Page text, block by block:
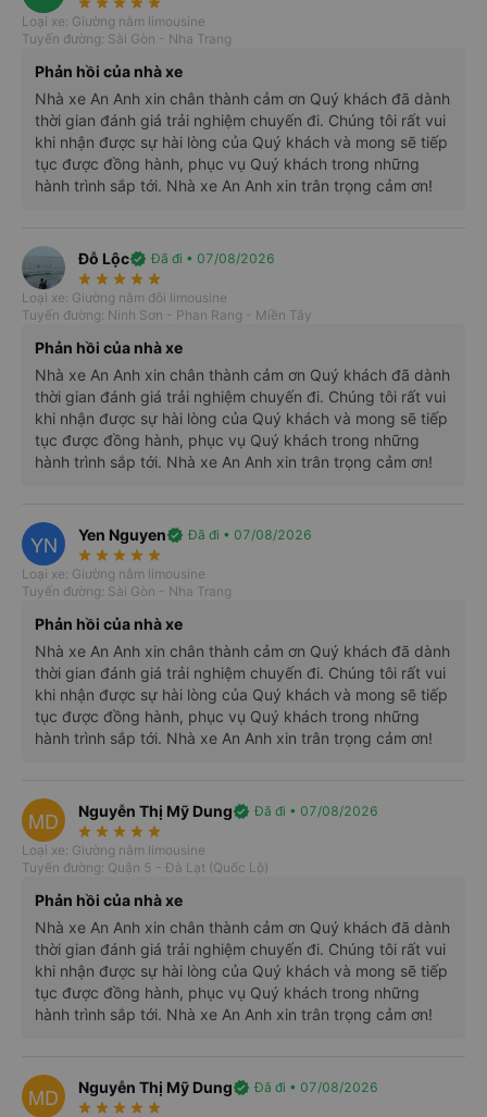
Văn phòng
Điểm đón/trả của nhà xe An Anh Limousine tại Sài Gòn:
95 Nguyễn Duy Dương, Quận 5.
Điểm đón/trả khách tại Sài Gòn
116 Quốc lộ 13 (Gần BX Miền Đông cũ), Bình Thạnh.
Điểm đón/trả khách tại Sài Gòn
Điểm đón/trả của nhà xe An Anh Limousine tại Đà Lạt:
phòng Đà Lạt:Đầu đường KQH Phạm Hồng Thái, Phường 10,
Đà Lạt.
Loại xe: Giường nằm limousine
Tuyến đường: Sài Gòn - Nha Trang
Phản hồi của nhà xe
Nhà xe An Anh xin chân thành cảm ơn Quý khách đã dành
thời gian đánh giá trải nghiệm chuyến đi. Chúng tôi rất vui
khi nhận được sự hài lòng của Quý khách và mong sẽ tiếp
tục được đồng hành, phục vụ Quý khách trong những
hành trình sắp tới. Nhà xe An Anh xin trân trọng cảm ơn!
Đỗ Lộcverified Đã đi • 07/08/2026
star_rate star_rate star_rate star_rate star_rate
Loại xe: Giường nằm đôi limousine
Tuyến đường: Ninh Sơn - Phan Rang - Miền Tây
Phản hồi của nhà xe
Nhà xe An Anh xin chân thành cảm ơn Quý khách đã dành
thời gian đánh giá trải nghiệm chuyến đi. Chúng tôi rất vui
khi nhận được sự hài lòng của Quý khách và mong sẽ tiếp
tục được đồng hành, phục vụ Quý khách trong những
hành trình sắp tới. Nhà xe An Anh xin trân trọng cảm ơn!
YN Yen Nguyenverified Đã đi • 07/08/2026
star_rate star_rate star_rate star_rate star_rate
Loại xe: Giường nằm limousine
Tuyến đường: Sài Gòn - Nha Trang
Phản hồi của nhà xe
Nhà xe An Anh xin chân thành cảm ơn Quý khách đã dành
thời gian đánh giá trải nghiệm chuyến đi. Chúng tôi rất vui
khi nhận được sự hài lòng của Quý khách và mong sẽ tiếp
tục được đồng hành, phục vụ Quý khách trong những
hành trình sắp tới. Nhà xe An Anh xin trân trọng cảm ơn!
MD Nguyễn Thị Mỹ Dungverified Đã đi • 07/08/2026
star_rate star_rate star_rate star_rate star_rate
Loại xe: Giường nằm limousine
Tuyến đường: Quận 5 - Đà Lạt (Quốc Lộ)
Phản hồi của nhà xe
Nhà xe An Anh xin chân thành cảm ơn Quý khách đã dành
thời gian đánh giá trải nghiệm chuyến đi. Chúng tôi rất vui
khi nhận được sự hài lòng của Quý khách và mong sẽ tiếp
tục được đồng hành, phục vụ Quý khách trong những
hành trình sắp tới. Nhà xe An Anh xin trân trọng cảm ơn!
MD Nguyễn Thị Mỹ Dungverified Đã đi • 07/08/2026
star_rate star_rate star_rate star_rate star_rate